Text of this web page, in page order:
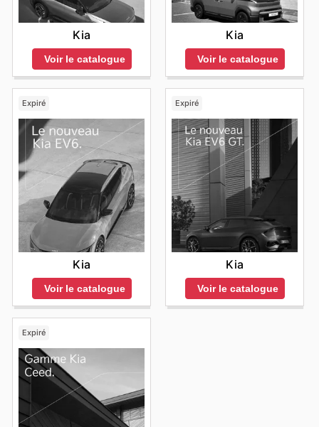
Kia
Voir le catalogue
Kia
Voir le catalogue
Expiré
Kia
Voir le catalogue
Expiré
Kia
Voir le catalogue
Expiré